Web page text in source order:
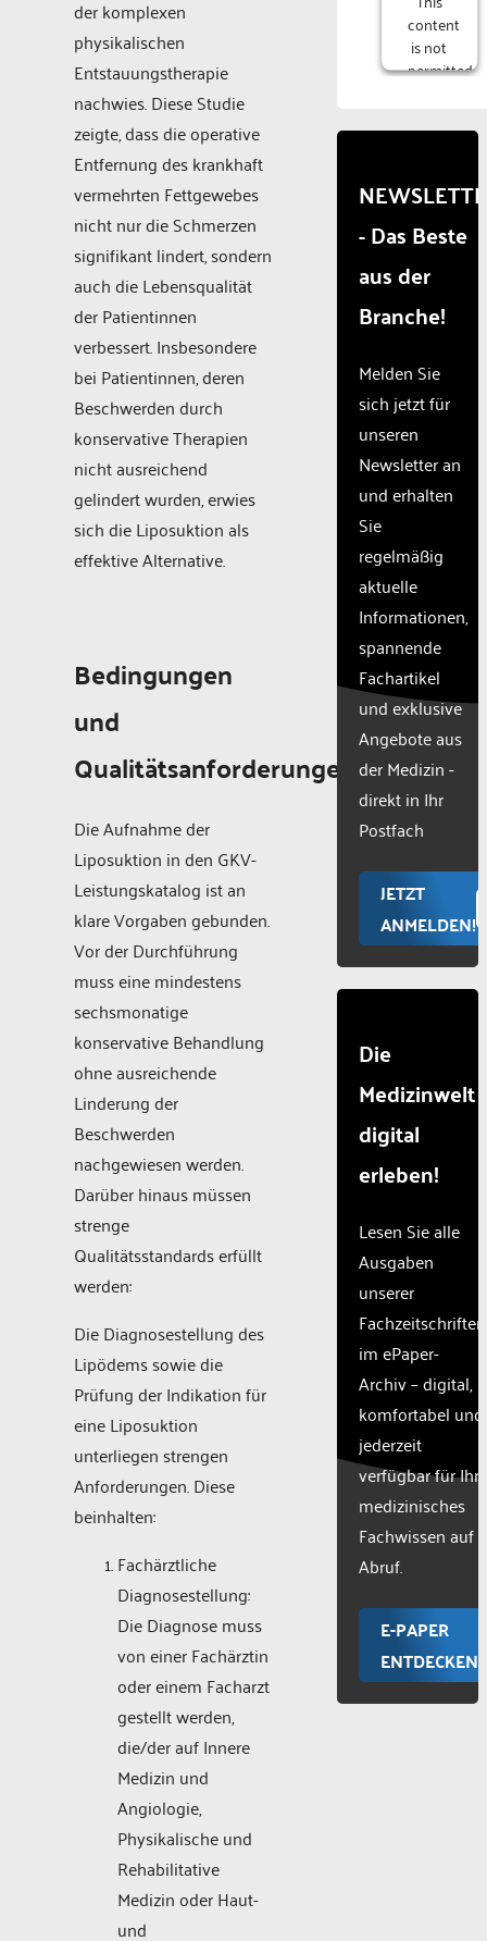
der komplexen
physikalischen
Entstauungstherapie
nachwies. Diese Studie
zeigte, dass die operative
Entfernung des krankhaft
vermehrten Fettgewebes
nicht nur die Schmerzen
signifikant lindert, sondern
auch die Lebensqualität
der Patientinnen
verbessert. Insbesondere
bei Patientinnen, deren
Beschwerden durch
konservative Therapien
nicht ausreichend
gelindert wurden, erwies
sich die Liposuktion als
effektive Alternative.
Bedingungen
und
Qualitätsanforderungen
Die Aufnahme der
Liposuktion in den GKV-
Leistungskatalog ist an
klare Vorgaben gebunden.
Vor der Durchführung
muss eine mindestens
sechsmonatige
konservative Behandlung
ohne ausreichende
Linderung der
Beschwerden
nachgewiesen werden.
Darüber hinaus müssen
strenge
Qualitätsstandards erfüllt
werden:
Die Diagnosestellung des
Lipödems sowie die
Prüfung der Indikation für
eine Liposuktion
unterliegen strengen
Anforderungen. Diese
beinhalten:
Fachärztliche
Diagnosestellung:
Die Diagnose muss
von einer Fachärztin
oder einem Facharzt
gestellt werden,
die/der auf Innere
Medizin und
Angiologie,
Physikalische und
Rehabilitative
Medizin oder Haut-
und
content
is not
permitted
due to
that
are
not
disclosed
to the
The
owner
needs
to
setup
the
site
with
CMP
to add
content
to the
list of
used.
Powered
Consent
- Das Beste
aus der
Branche!
Melden Sie
sich jetzt für
unseren
Newsletter an
und erhalten
Sie
regelmäßig
aktuelle
Informationen,
spannende
Fachartikel
und exklusive
Angebote aus
der Medizin -
direkt in Ihr
Postfach
JETZT
ANMELDEN!
Die
Medizinwelt
digital
erleben!
Lesen Sie alle
Ausgaben
unserer
Fachzeitschriften
im ePaper-
Archiv – digital,
komfortabel und
jederzeit
verfügbar für Ihr
medizinisches
Fachwissen auf
Abruf.
E-PAPER
ENTDECKEN